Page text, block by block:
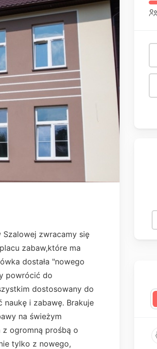
zwracamy się
zabaw,które ma
dostała "nowego
powrócić do
dostosowany do
i zabawę. Brakuje
na świeżym
ogromną prośbą o
tylko z nowego,